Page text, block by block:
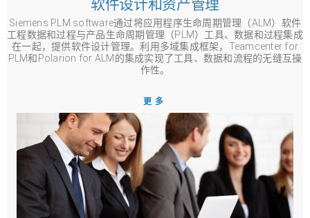
软件设计和资产管理
Siemens PLM software通过将应用程序生命周期管理（ALM）软件
工程数据和过程与产品生命周期管理（PLM）工具、数据和过程集成
在一起，提供软件设计管理。利用多域集成框架，Teamcenter for
PLM和Polarion for ALM的集成实现了工具、数据和流程的无缝互操
作性。
更多